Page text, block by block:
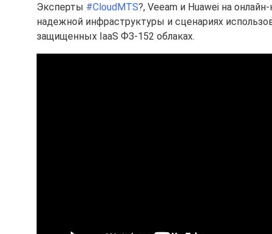
Эксперты #CloudMTS?, Veeam и Huawei на
надежной инфраструктуры и сценариях
защищенных IaaS ФЗ-152 облаках.